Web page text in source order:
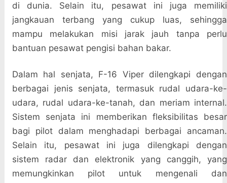
di dunia. Selain itu, pesawat ini juga memiliki
jangkauan terbang yang cukup luas, sehingga
mampu melakukan misi jarak jauh tanpa perlu
bantuan pesawat pengisi bahan bakar.
Dalam hal senjata, F-16 Viper dilengkapi dengan
berbagai jenis senjata, termasuk rudal udara-ke-
udara, rudal udara-ke-tanah, dan meriam internal.
Sistem senjata ini memberikan fleksibilitas besar
bagi pilot dalam menghadapi berbagai ancaman.
Selain itu, pesawat ini juga dilengkapi dengan
sistem radar dan elektronik yang canggih, yang
memungkinkan pilot untuk mengenali dan